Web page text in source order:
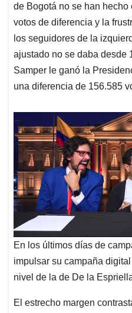
de Bogotá no se han hecho
votos de diferencia y la
los seguidores de la
ajustado no se daba desde
Samper le ganó la
una diferencia de 156.585
En los últimos días de
impulsar su campaña
nivel de la de De la
El estrecho margen